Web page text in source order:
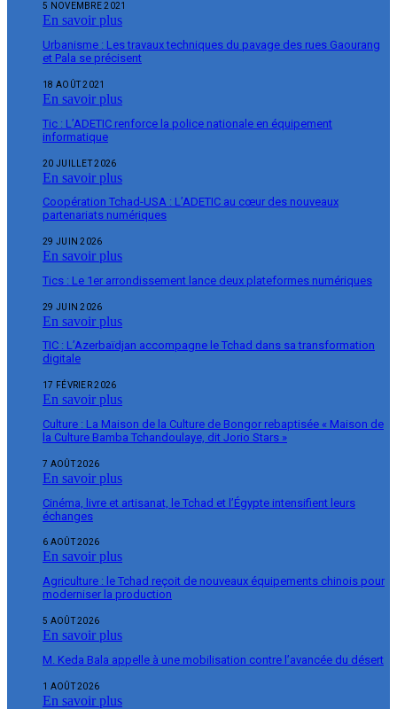
5 NOVEMBRE 2021
En savoir plus
Urbanisme : Les travaux techniques du pavage des rues Gaourang
et Pala se précisent
18 AOÛT 2021
En savoir plus
Tic : L’ADETIC renforce la police nationale en équipement
informatique
20 JUILLET 2026
En savoir plus
Coopération Tchad-USA : L’ADETIC au cœur des nouveaux
partenariats numériques
29 JUIN 2026
En savoir plus
Tics : Le 1er arrondissement lance deux plateformes numériques
29 JUIN 2026
En savoir plus
TIC : L’Azerbaïdjan accompagne le Tchad dans sa transformation
digitale
17 FÉVRIER 2026
En savoir plus
Culture : La Maison de la Culture de Bongor rebaptisée « Maison de
la Culture Bamba Tchandoulaye, dit Jorio Stars »
7 AOÛT 2026
En savoir plus
Cinéma, livre et artisanat, le Tchad et l’Égypte intensifient leurs
échanges
6 AOÛT 2026
En savoir plus
Agriculture : le Tchad reçoit de nouveaux équipements chinois pour
moderniser la production
5 AOÛT 2026
En savoir plus
M. Keda Bala appelle à une mobilisation contre l’avancée du désert
1 AOÛT 2026
En savoir plus